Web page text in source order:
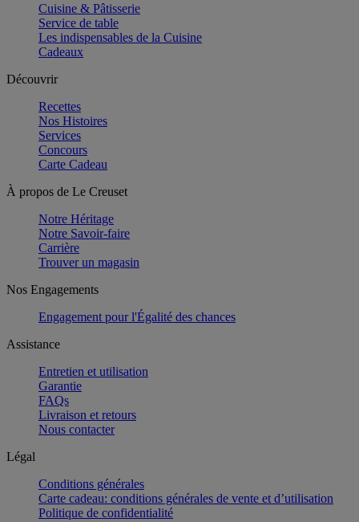
Cuisine & Pâtisserie
Service de table
Les indispensables de la Cuisine
Cadeaux
Découvrir
Recettes
Nos Histoires
Services
Concours
Carte Cadeau
À propos de Le Creuset
Notre Héritage
Notre Savoir-faire
Carrière
Trouver un magasin
Nos Engagements
Engagement pour l'Égalité des chances
Assistance
Entretien et utilisation
Garantie
FAQs
Livraison et retours
Nous contacter
Légal
Conditions générales
Carte cadeau: conditions générales de vente et d’utilisation
Politique de confidentialité